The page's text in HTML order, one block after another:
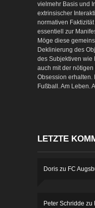
vielmehr Basis und
extrinsischer
normativen
essentiell zur
Möge diese
Deklinierung des
des Subjektiven wie
auch mit der
Obsession erhalten.
Fußball. Am Leben.
LETZTE
Doris zu FC
Peter Schridde zu